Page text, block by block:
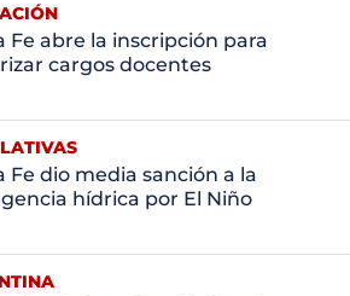
Fe abre la inscripción para
cargos docentes
Fe dio media sanción a la
hídrica por El Niño